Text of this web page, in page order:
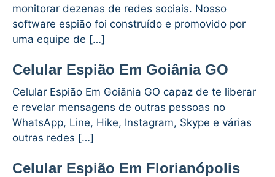
monitorar dezenas de redes sociais. Nosso
software espião foi construído e promovido por
uma equipe de […]
Celular Espião Em Goiânia GO
Celular Espião Em Goiânia GO capaz de te liberar
e revelar mensagens de outras pessoas no
WhatsApp, Line, Hike, Instagram, Skype e várias
outras redes […]
Celular Espião Em Florianópolis